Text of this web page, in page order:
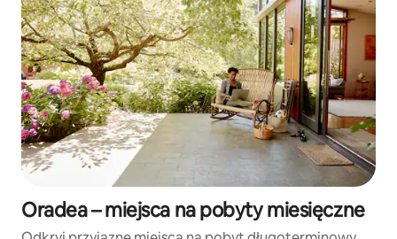
Oradea – miejsca na pobyty miesięczne